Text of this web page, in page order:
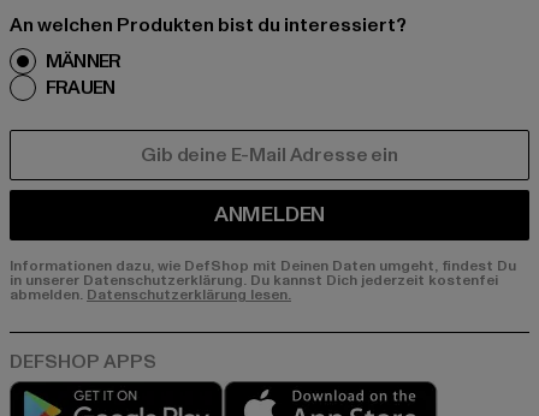
An welchen Produkten bist du interessiert?
MÄNNER
FRAUEN
ANMELDEN
Informationen dazu, wie DefShop mit Deinen Daten umgeht, findest Du
in unserer Datenschutzerklärung. Du kannst Dich jederzeit kostenfei
abmelden. Datenschutzerklärung lesen.
Play market